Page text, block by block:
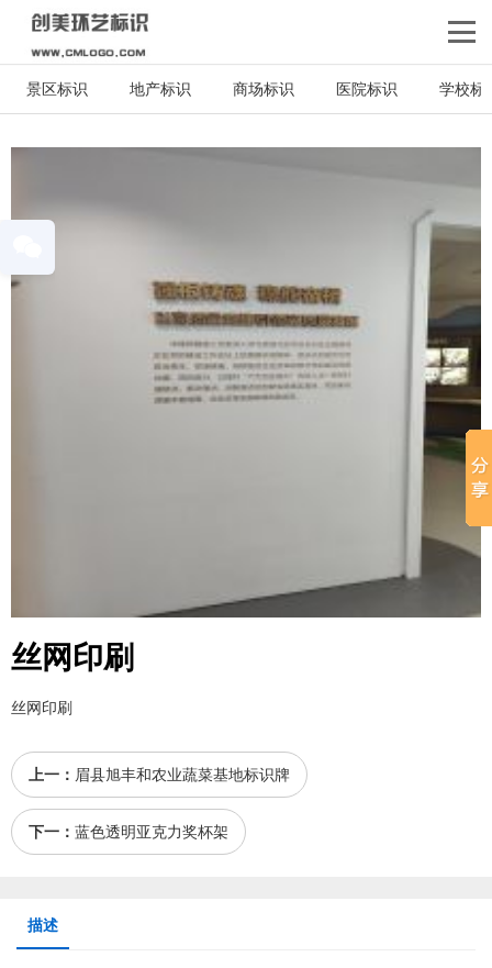
景区标识 地产标识 商场标识 医院标识 学校标
丝网印刷
丝网印刷
上一： 眉县旭丰和农业蔬菜基地标识牌
下一： 蓝色透明亚克力奖杯架
描述